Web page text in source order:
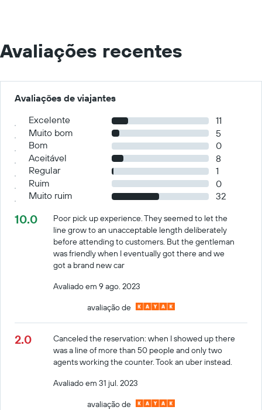
Avaliações recentes
Avaliações de viajantes
Excelente
11
Muito bom
5
Bom
0
Aceitável
8
Regular
1
Ruim
0
Muito ruim
32
10.0
Poor pick up experience. They seemed to let the
line grow to an unacceptable length deliberately
before attending to customers. But the gentleman
was friendly when I eventually got there and we
got a brand new car
Avaliado em 9 ago. 2023
avaliação de
2.0
Canceled the reservation: when I showed up there
was a line of more than 50 people and only two
agents working the counter. Took an uber instead.
Avaliado em 31 jul. 2023
avaliação de